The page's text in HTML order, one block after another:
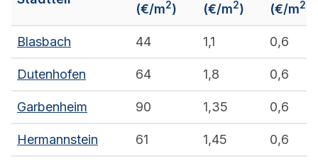
(€/m2)
(€/m2)
(€/m2
Blasbach 44 1,1 0,6
Dutenhofen 64 1,8 0,6
Garbenheim 90 1,35 0,6
Hermannstein 61 1,45 0,6